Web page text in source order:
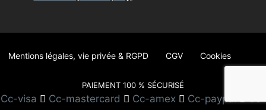
Mentions légales, vie privée & RGPD CGV Cookies
PAIEMENT 100 % SÉCURISÉ
Cc-visa Cc-mastercard Cc-amex Cc-paypal
Cc-